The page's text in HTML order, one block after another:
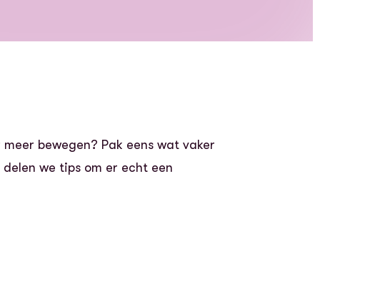
bewegen? Pak eens wat vaker
delen we tips om er echt een